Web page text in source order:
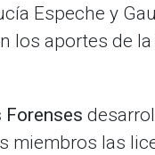
Espeche y
los aportes de
Forenses
miembros las